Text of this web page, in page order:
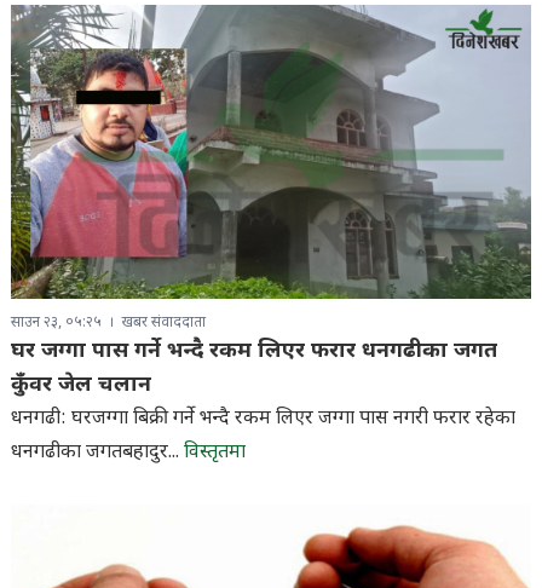
साउन २३, ०५:२५ खबर संवाददाता
घर जग्गा पास गर्ने भन्दै रकम लिएर फरार धनगढीका जगत
कुँवर जेल चलान
धनगढी: घरजग्गा बिक्री गर्ने भन्दै रकम लिएर जग्गा पास नगरी फरार रहेका
धनगढीका जगतबहादुर... विस्तृतमा